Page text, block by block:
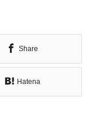
Share
Hatena